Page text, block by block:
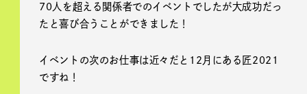
70人を超える関係者でのイベントでしたが大成功だっ
たと喜び合うことができました！
イベントの次のお仕事は近々だと12月にある匠2021
ですね！